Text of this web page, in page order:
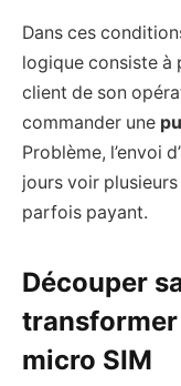
Dans ces
logique consiste à
client de son
commander une
Problème, l’envoi
jours voir
parfois payant.
Découper
transformer
micro SIM